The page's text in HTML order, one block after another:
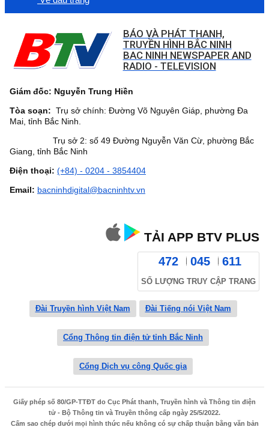
BÁO VÀ PHÁT THANH,
TRUYỀN HÌNH BẮC NINH
BAC NINH NEWSPAPER AND
RADIO - TELEVISION
Giám đốc: Nguyễn Trung Hiền
Tòa soạn: Trụ sở chính: Đường Võ Nguyên Giáp, phường Đa
Mai, tỉnh Bắc Ninh.
Trụ sở 2: số 49 Đường Nguyễn Văn Cừ, phường Bắc
Giang, tỉnh Bắc Ninh
Điện thoại: (+84) - 0204 - 3854404
Email: bacninhdigital@bacninhtv.vn
TẢI APP BTV PLUS
472 045 611
SỐ LƯỢNG TRUY CẬP TRANG
Đài Truyền hình Việt Nam Đài Tiếng nói Việt Nam
Cổng Thông tin điện tử tỉnh Bắc Ninh
Cổng Dịch vụ công Quốc gia
Giấy phép số 80/GP-TTĐT do Cục Phát thanh, Truyền hình và Thông tin điện
tử - Bộ Thông tin và Truyền thông cấp ngày 25/5/2022.
Cấm sao chép dưới mọi hình thức nếu không có sự chấp thuận bằng văn bản